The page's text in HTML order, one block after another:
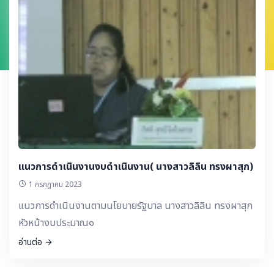
แนวการดำเนินงานงบดำเนินงาน( นางสาวลิลิน ทรงผาสุก)
1 กรกฎาคม 2023
แนวการดำเนินงานตามนโยบายรัฐบาล นางสาวลิลิน ทรงผาสุก
หัวหน้างบประมาณ๑
อ่านต่อ